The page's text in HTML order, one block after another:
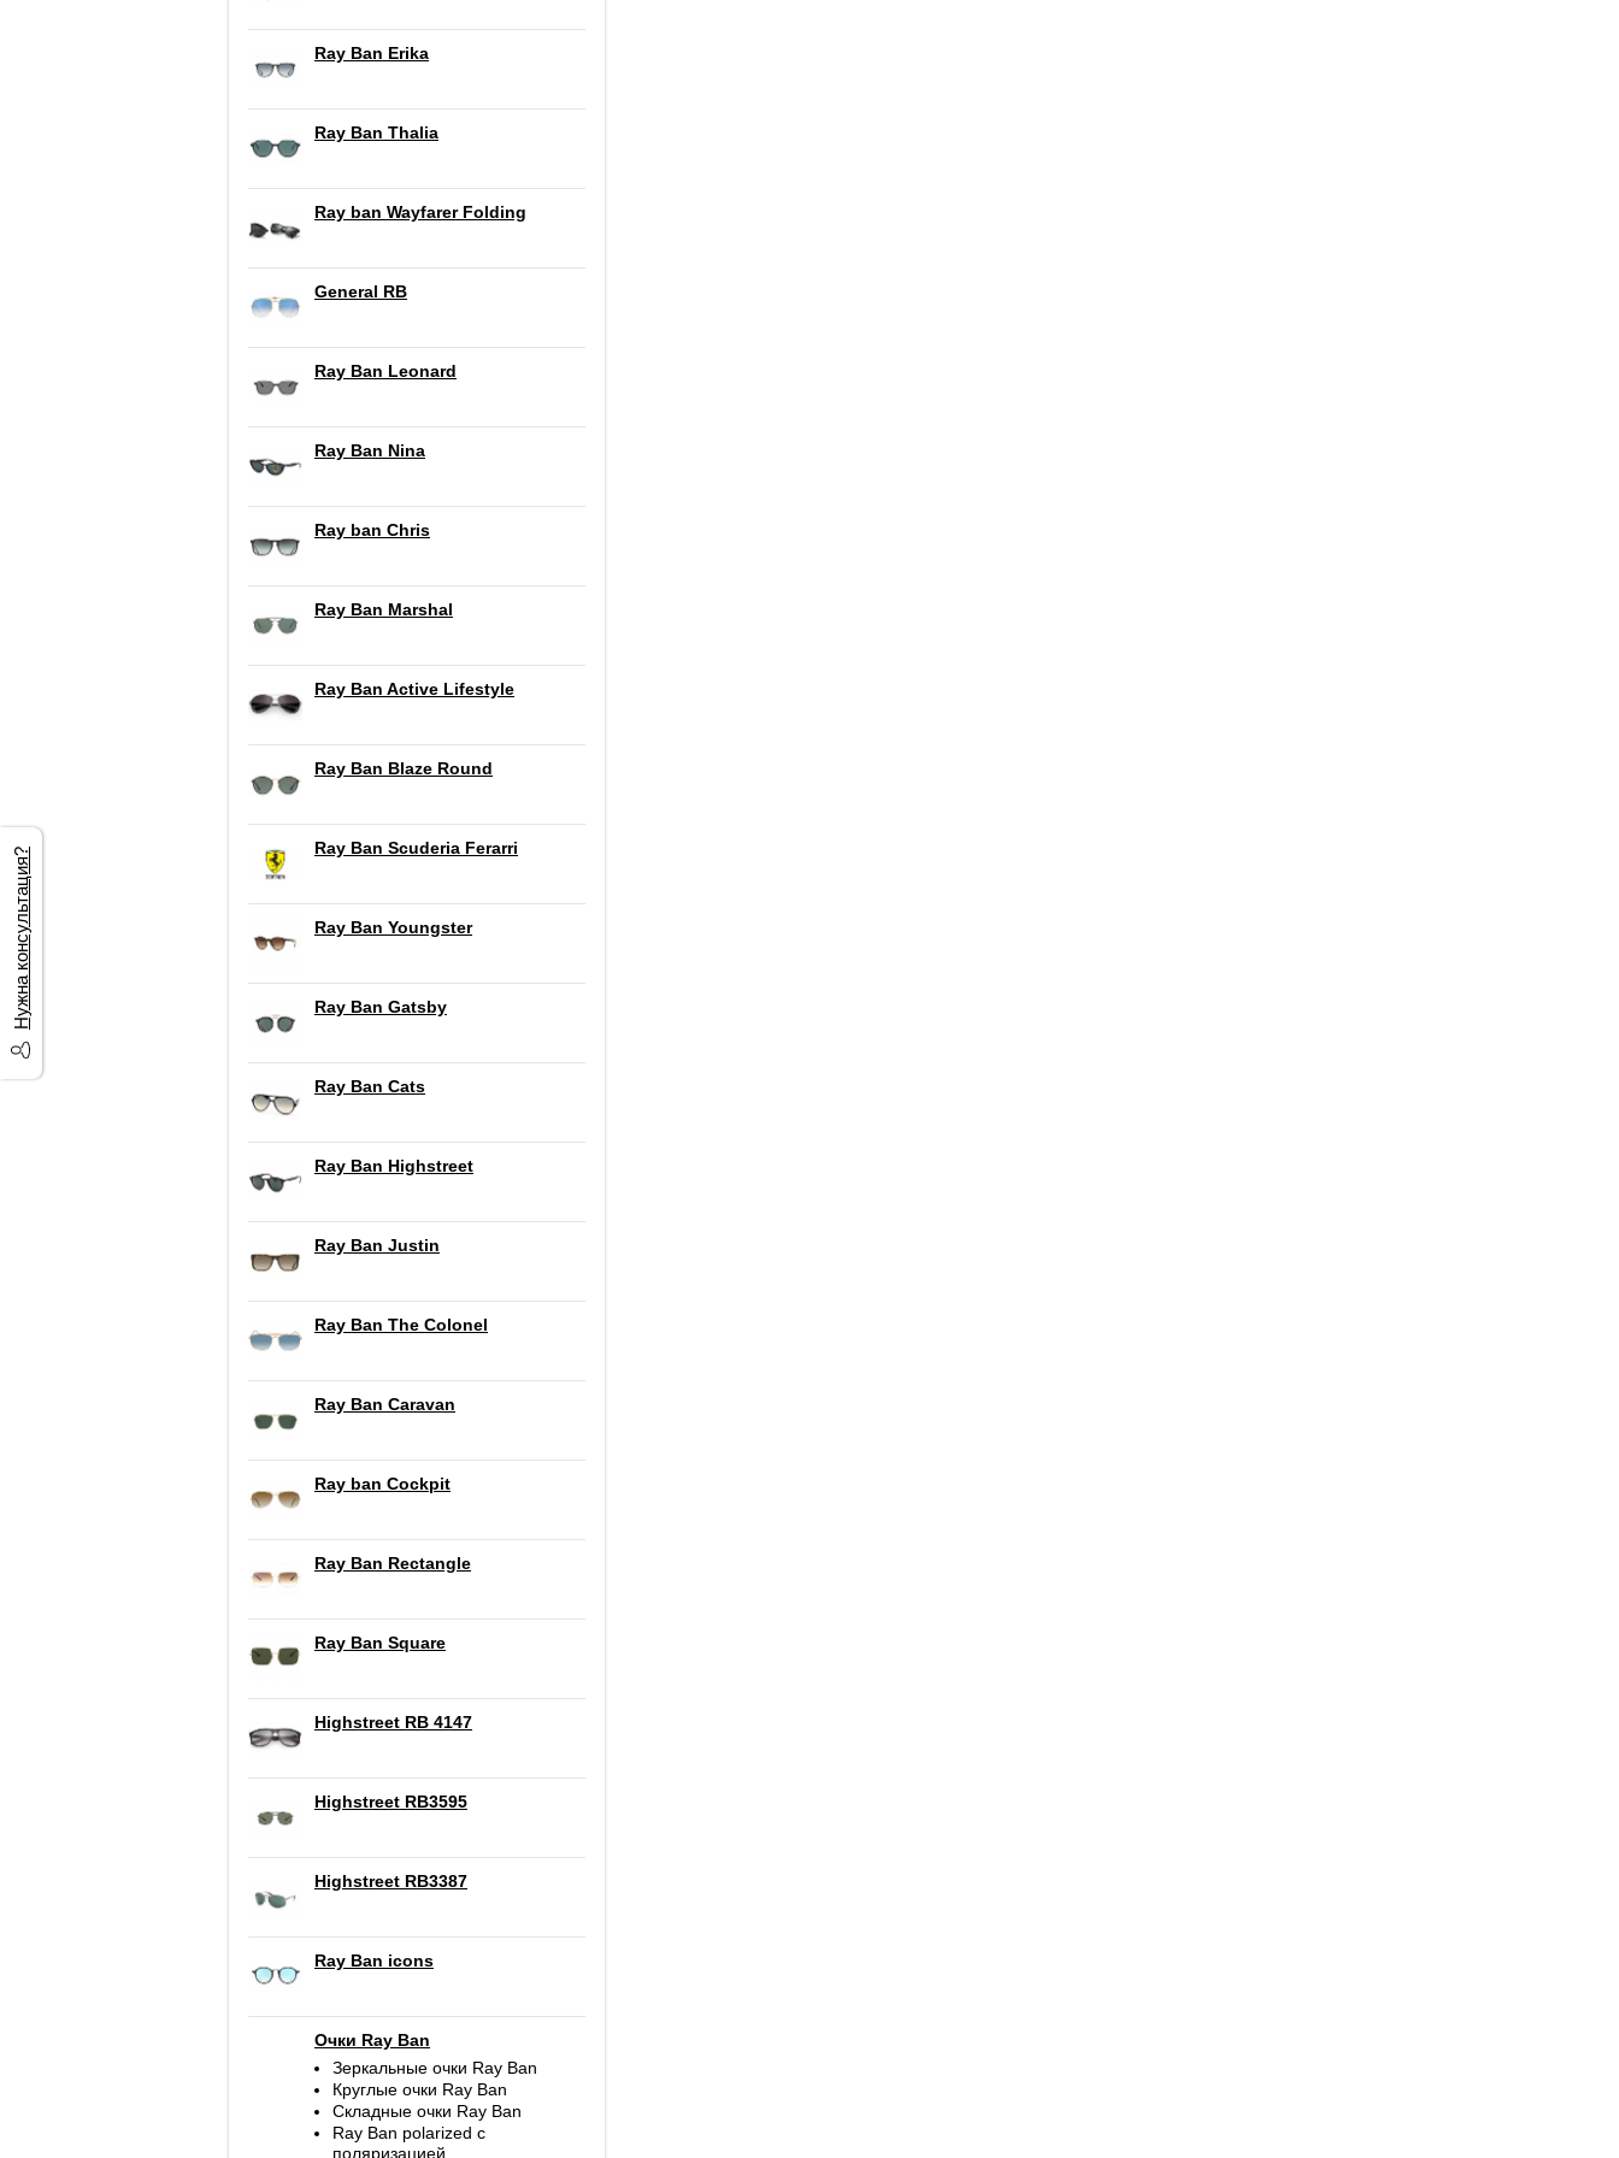
Ray Ban Erika
Ray Ban Thalia
Ray ban Wayfarer Folding
General RB
Ray Ban Leonard
Ray Ban Nina
Ray ban Chris
Ray Ban Marshal
Ray Ban Active Lifestyle
Ray Ban Blaze Round
Ray Ban Scuderia Ferarri
Ray Ban Youngster
Ray Ban Gatsby
Ray Ban Cats
Ray Ban Highstreet
Ray Ban Justin
Ray Ban The Colonel
Ray Ban Caravan
Ray ban Cockpit
Ray Ban Rectangle
Ray Ban Square
Highstreet RB 4147
Highstreet RB3595
Highstreet RB3387
Ray Ban icons
Очки Ray Ban
Зеркальные очки Ray Ban
Круглые очки Ray Ban
Складные очки Ray Ban
Ray Ban polarized c
поляризацией
Нужна консультация?